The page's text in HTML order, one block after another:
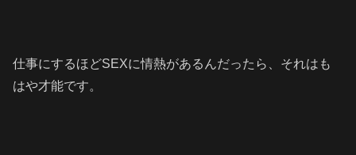
仕事にするほどSEXに情熱があるんだったら、それはも
はや才能です。